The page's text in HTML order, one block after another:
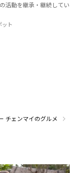
活動を継承・継続してい
ット
チェンマイのグルメ